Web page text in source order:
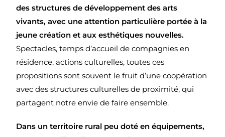
des structures de développement des arts
vivants, avec une attention particulière portée à la
jeune création et aux esthétiques nouvelles.
Spectacles, temps d’accueil de compagnies en
résidence, actions culturelles, toutes ces
propositions sont souvent le fruit d’une coopération
avec des structures culturelles de proximité, qui
partagent notre envie de faire ensemble.
Dans un territoire rural peu doté en équipements,